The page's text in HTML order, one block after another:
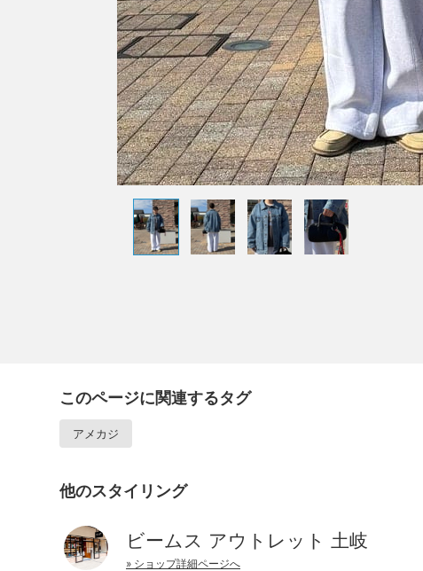
このページに関連するタグ
アメカジ
他のスタイリング
ビームス アウトレット 土岐
» ショップ詳細ページへ